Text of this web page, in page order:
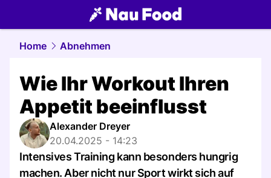
food.NAU.ch
Home Abnehmen
Wie Ihr Workout Ihren
Appetit beeinflusst
Alexander Dreyer
20.04.2025 - 14:23
Intensives Training kann besonders hungrig
machen. Aber nicht nur Sport wirkt sich auf